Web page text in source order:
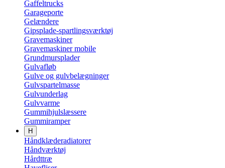
Gaffeltrucks
Garageporte
Gelændere
Gipsplade-spartlingsværktøj
Gravemaskiner
Gravemaskiner mobile
Grundmursplader
Gulvafløb
Gulve og gulvbelægninger
Gulvspartelmasse
Gulvunderlag
Gulvvarme
Gummihjulslæssere
Gummiramper
H
Håndklæderadiatorer
Håndværktøj
Hårdttræ